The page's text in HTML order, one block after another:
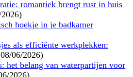
romantiek brengt rust in huis
hoekje in je badkamer
als efficiënte werkplekken:
06/2026)
het belang van waterpartijen voor